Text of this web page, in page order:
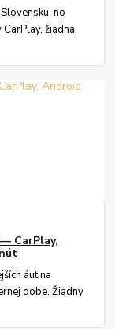
no
žiadna
CarPlay,
áut na
dobe. Žiadny